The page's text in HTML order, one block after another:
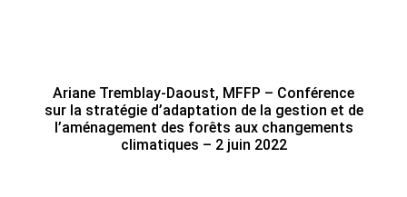
Ariane Tremblay-Daoust, MFFP – Conférence
sur la stratégie d’adaptation de la gestion et de
l’aménagement des forêts aux changements
climatiques – 2 juin 2022